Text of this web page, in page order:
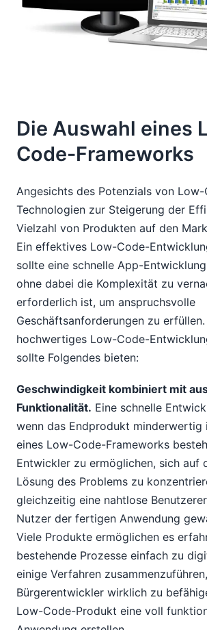
Die Auswahl eines
Code-Frameworks
Angesichts des Potenzials von
Technologien zur Steigerung der
Vielzahl von Produkten auf den
Ein effektives Low-Code-
sollte eine schnelle App-
ohne dabei die Komplexität zu
erforderlich ist, um anspruchsvolle
Geschäftsanforderungen zu erfüllen.
hochwertiges Low-Code-
sollte Folgendes bieten:
Geschwindigkeit kombiniert mit
Funktionalität. Eine schnelle
wenn das Endprodukt minderwertig
eines Low-Code-Frameworks
Entwickler zu ermöglichen, sich auf
Lösung des Problems zu
gleichzeitig eine nahtlose
Nutzer der fertigen Anwendung
Viele Produkte ermöglichen es
bestehende Prozesse einfach zu
einige Verfahren
Bürgerentwickler wirklich zu
Low-Code-Produkt eine voll